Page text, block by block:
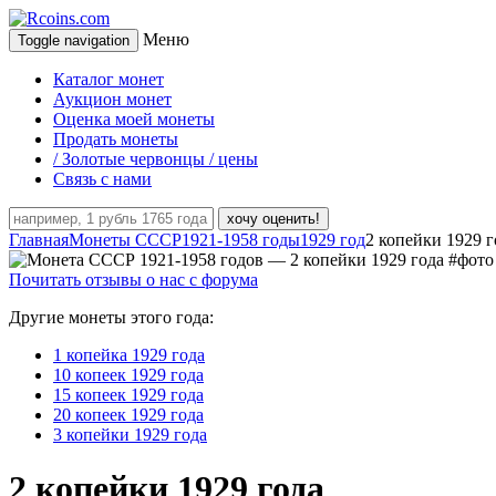
Toggle navigation Меню
Каталог монет
Аукцион монет
Оценка моей монеты
Продать монеты
/ Золотые червонцы / цены
Связь с нами
хочу оценить!
ГлавнаяМонеты СССР1921-1958 годы1929 год2 копейки 1929
Почитать отзывы о нас с форума
Другие монеты этого года:
1 копейка 1929 года
10 копеек 1929 года
15 копеек 1929 года
20 копеек 1929 года
3 копейки 1929 года